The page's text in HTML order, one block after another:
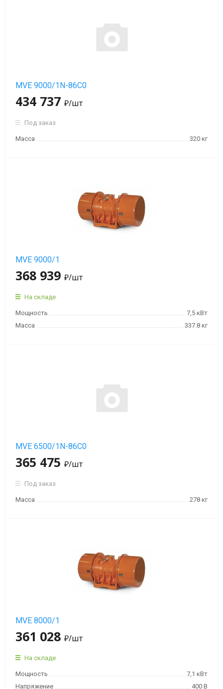
MVE 9000/1N-86C0
434 737 ₽/шт
Под заказ
Масса 320 кг
MVE 9000/1
368 939 ₽/шт
На складе
Мощность
7,5 кВт
Масса
337.8 кг
MVE 6500/1N-86C0
365 475 ₽/шт
Под заказ
Масса 278 кг
MVE 8000/1
361 028 ₽/шт
На складе
Мощность
7,1 кВт
Напряжение
400 В